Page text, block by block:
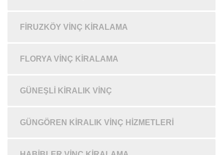
FIRUZKÖY VINÇ KIRALAMA
FLORYA VINÇ KIRALAMA
GÜNEŞLI KIRALIK VINÇ
GÜNGÖREN KIRALIK VINÇ HIZMETLERI